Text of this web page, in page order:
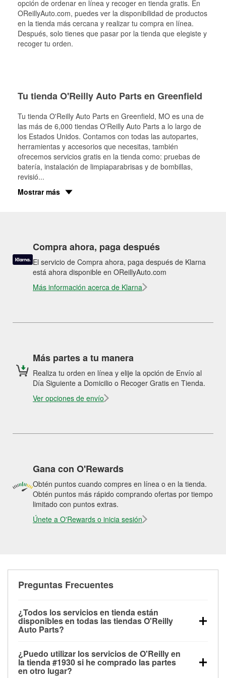
opción de ordenar en línea y recoger en tienda gratis. En
OReillyAuto.com, puedes ver la disponibilidad de productos
en la tienda más cercana y realizar tu compra en línea.
Después, solo tienes que pasar por la tienda que elegiste y
recoger tu orden.
Tu tienda O'Reilly Auto Parts en Greenfield
Tu tienda O'Reilly Auto Parts en Greenfield, MO es una de
las más de 6,000 tiendas O'Reilly Auto Parts a lo largo de
los Estados Unidos. Contamos con todas las autopartes,
herramientas y accesorios que necesitas, también
ofrecemos servicios gratis en la tienda como: pruebas de
batería, instalación de limpiaparabrisas y de bombillas,
revisió...
Mostrar más
Compra ahora, paga después
El servicio de Compra ahora, paga después de Klarna
está ahora disponible en OReillyAuto.com
Más información acerca de Klarna
Más partes a tu manera
Realiza tu orden en línea y elije la opción de Envío al
Día Siguiente a Domicilio o Recoger Gratis en Tienda.
Ver opciones de envío
Gana con O'Rewards
Obtén puntos cuando compres en línea o en la tienda.
Obtén puntos más rápido comprando ofertas por tiempo
limitado con puntos extras.
Únete a O'Rewards o inicia sesión
Preguntas Frecuentes
¿Todos los servicios en tienda están
disponibles en todas las tiendas O'Reilly
Auto Parts?
las pruebas de batería, pruebas de alternador y
motor de arranque, revisión de la luz “Check Engine”
¿Puedo utilizar los servicios de O'Reilly en
la tienda #1930 si he comprado las partes
en otro lugar?